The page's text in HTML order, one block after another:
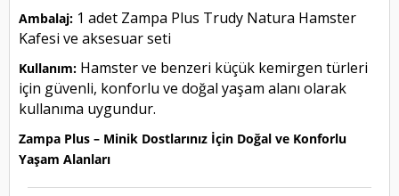
Ambalaj: 1 adet Zampa Plus Trudy Natura Hamster
Kafesi ve aksesuar seti
Kullanım: Hamster ve benzeri küçük kemirgen türleri
için güvenli, konforlu ve doğal yaşam alanı olarak
kullanıma uygundur.
Zampa Plus – Minik Dostlarınız İçin Doğal ve Konforlu
Yaşam Alanları